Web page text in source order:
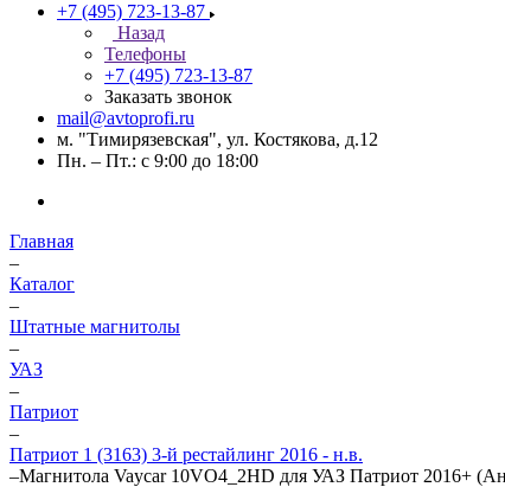
+7 (495) 723-13-87
Назад
Телефоны
+7 (495) 723-13-87
Заказать звонок
mail@avtoprofi.ru
м. "Тимирязевская", ул. Костякова, д.12
Пн. – Пт.: с 9:00 до 18:00
Главная
–
Каталог
–
Штатные магнитолы
–
УАЗ
–
Патриот
–
Патриот 1 (3163) 3-й рестайлинг 2016 - н.в.
–Магнитола Vaycar 10VO4_2HD для УАЗ Патриот 2016+